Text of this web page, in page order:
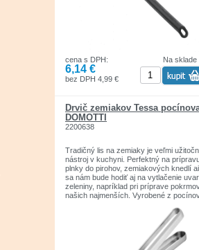
Na sklade
cena s DPH:
6,14 €
bez DPH 4,99 €
Drvič zemiakov Tessa
DOMOTTI
2200638
Tradičný lis na zemiaky je veľmi
nástroj v kuchyni. Perfektný na
plnky do pirohov, zemiakových knedlí
sa nám bude hodiť aj na vytlačenie
zeleniny, napríklad pri príprave
našich najmenších. Vyrobené z
Domotti sú produkty nevyhnutné v
domácnosti. Doplnky, kuchynské
vybavenie jedálne za atraktívne ceny.